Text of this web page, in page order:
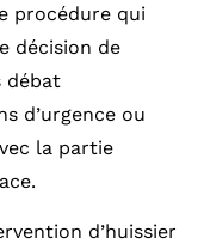
procédure qui
décision de
débat
d’urgence ou
la partie
d’huissier